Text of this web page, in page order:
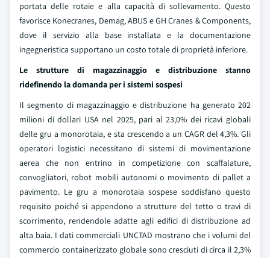
portata delle rotaie e alla capacità di sollevamento. Questo
favorisce Konecranes, Demag, ABUS e GH Cranes & Components,
dove il servizio alla base installata e la documentazione
ingegneristica supportano un costo totale di proprietà inferiore.
Le strutture di magazzinaggio e distribuzione stanno
ridefinendo la domanda per i sistemi sospesi
Il segmento di magazzinaggio e distribuzione ha generato 202
milioni di dollari USA nel 2025, pari al 23,0% dei ricavi globali
delle gru a monorotaia, e sta crescendo a un CAGR del 4,3%. Gli
operatori logistici necessitano di sistemi di movimentazione
aerea che non entrino in competizione con scaffalature,
convogliatori, robot mobili autonomi o movimento di pallet a
pavimento. Le gru a monorotaia sospese soddisfano questo
requisito poiché si appendono a strutture del tetto o travi di
scorrimento, rendendole adatte agli edifici di distribuzione ad
alta baia. I dati commerciali UNCTAD mostrano che i volumi del
commercio containerizzato globale sono cresciuti di circa il 2,3%